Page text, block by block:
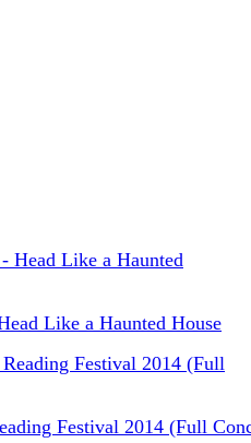
Like a Haunted House
Festival 2014 (Full